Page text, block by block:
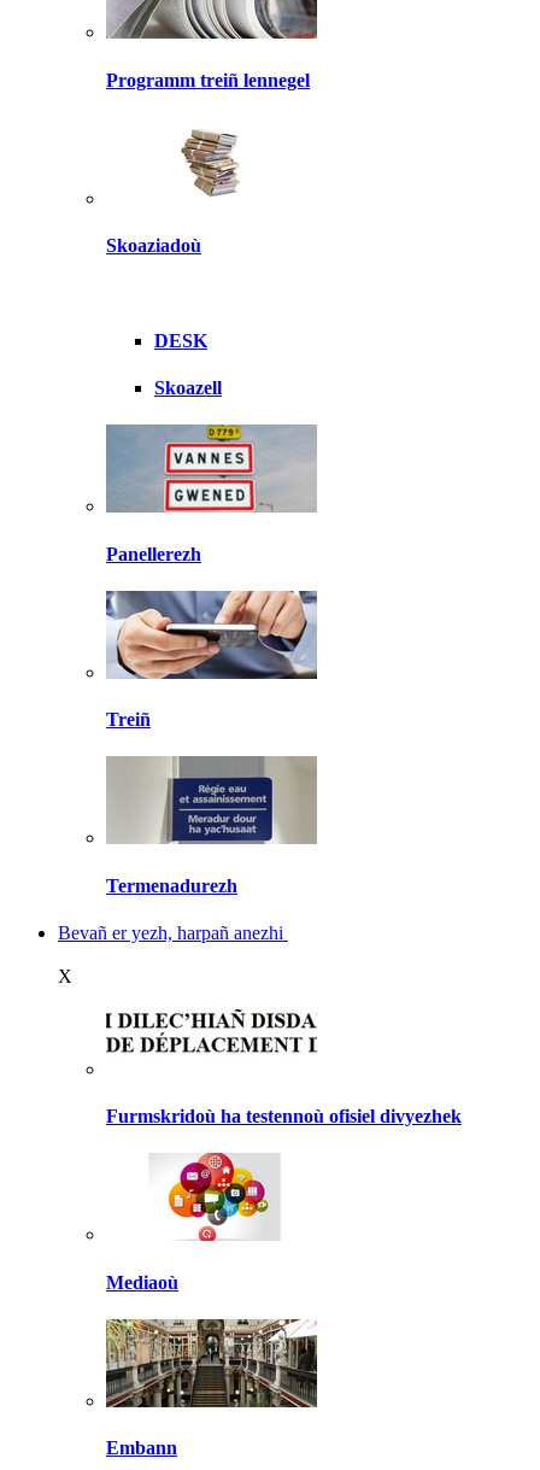
Programm treiñ lennegel
Skoaziadoù
DESK
Skoazell
Panellerezh
Treiñ
Termenadurezh
Bevañ er yezh, harpañ anezhi
X
Furmskridoù ha testennoù ofisiel divyezhek
Mediaoù
Embann